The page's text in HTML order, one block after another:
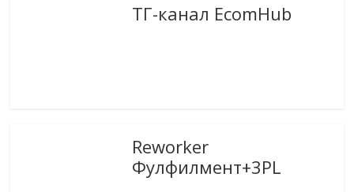
ТГ-канал EcomHub
Reworker
Фулфилмент+3PL